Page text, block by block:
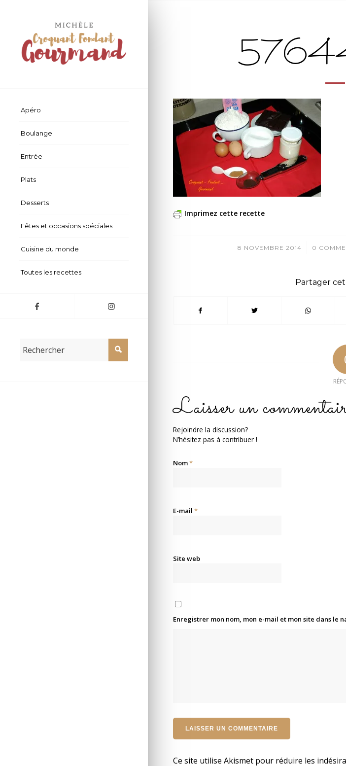
Apéro
Boulange
Entrée
Plats
Desserts
Fêtes et occasions spéciales
Cuisine du monde
Toutes les recettes
Imprimez cette recette
8 NOVEMBRE 2014
/ 0
Partager
Laisser un
Rejoindre la discussion?
N’hésitez pas à contribuer !
Nom*
E-mail *
Site web
Enregistrer mon nom, mon e-mail et mon site dans le
Ce site utilise Akismet pour réduire les